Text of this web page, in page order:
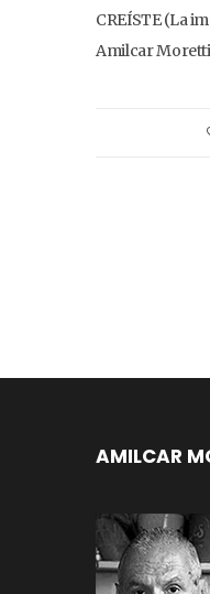
CREÍSTE (La
Amilcar
AMILCAR